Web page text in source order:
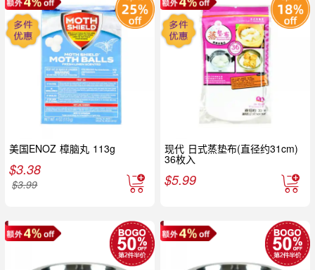
美国ENOZ 樟脑丸 113g
$3.38
$3.99
现代 日式蒸垫布(直径约31cm)
36枚入
$5.99